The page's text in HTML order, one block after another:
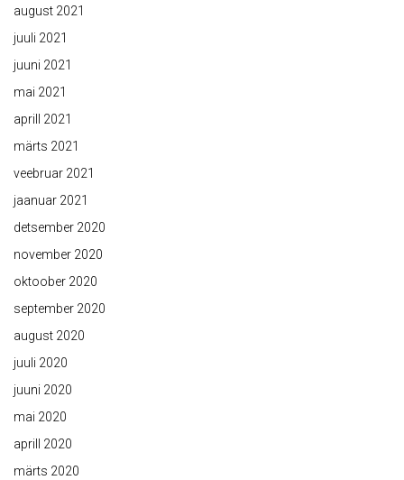
august 2021
juuli 2021
juuni 2021
mai 2021
aprill 2021
märts 2021
veebruar 2021
jaanuar 2021
detsember 2020
november 2020
oktoober 2020
september 2020
august 2020
juuli 2020
juuni 2020
mai 2020
aprill 2020
märts 2020